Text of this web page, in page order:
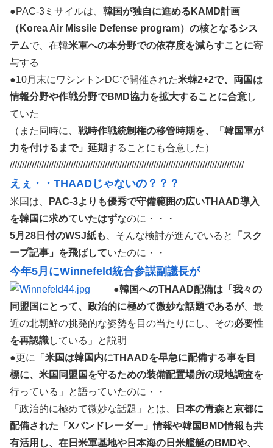
●PAC-3ミサイルは、 韓国が独自に進めるKAMD計画
（Korea Air Missile Defense program）の核となるシス
テムで、在韓米軍への本分野での依存度を減らすことに寄
与する
●10月末にワシントンDCで開催された米韓2+2で、両国は
情報分野や作戦分野でBMD協力を拡大することに合意し
ていた
（また同時に、 戦時作戦統制権の移管時期を、「韓国軍が
力を付けるまで」延期することにも合意した）
////////////////////////////////////////////////////////////////////////////////////////////////
えぇ・・THAADじゃないの？？？
米国は、
PAC-3よりも優秀で守備範囲の広いTHAAD導入
を韓国に求めていたはずなのに・・・
5月28日付のWSJ紙も
、そんな検討が進んでいると
「スク
ープ記事」を飛ばしていたのに・・
今年5月にWinnefeld統合参謀副議長が
●韓国へのTHAAD配備は「我々の
同盟国にとって、政治的に極めて微妙な話題であるが、最
近の北朝鮮の挑発的な姿勢を目の当たりにし、その必要性
を再認識している」と説明
●更に「 米国は韓国内にTHAADを早急に配備する事を目
標に、米国同盟国を守るための装備配置場所の現地調査を
行っている」と語っていたのに・・
「政治的に極めて微妙な話題」とは、
日本の青森と京都に
配備された「Xバンドレーダー」情報や韓国BMD情報も共
有活用し、在日米軍基地や日本海の日米艦艇のBMDや、